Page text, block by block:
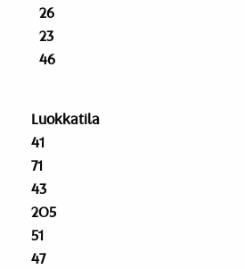
26
23
46
Luokkatila
41
71
43
205
51
47